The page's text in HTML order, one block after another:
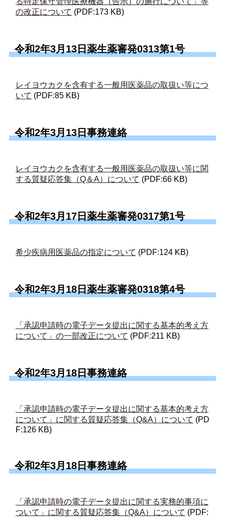
の改正について (PDF:173 KB)
令和2年3月13日薬生薬審発0313第1号
レイヨウカクを含有する一般用医薬品の取扱い等につ
いて (PDF:85 KB)
令和2年3月13日事務連絡
レイヨウカクを含有する一般用医薬品の取扱い等に関
する質疑応答集（Q＆A）について (PDF:66 KB)
令和2年3月17日薬生薬審発0317第1号
希少疾病用医薬品の指定について (PDF:124 KB)
令和2年3月18日薬生薬審発0318第4号
「承認申請時の電子データ提出に関する基本的考え方
について」の一部改正について (PDF:211 KB)
令和2年3月18日事務連絡
「承認申請時の電子データ提出に関する基本的考え方
について」に関する質疑応答集（Q&A）について (PD
F:126 KB)
令和2年3月18日事務連絡
「承認申請時の電子データ提出に関する実務的事項に
ついて」に関する質疑応答集（Q&A）について (PDF: